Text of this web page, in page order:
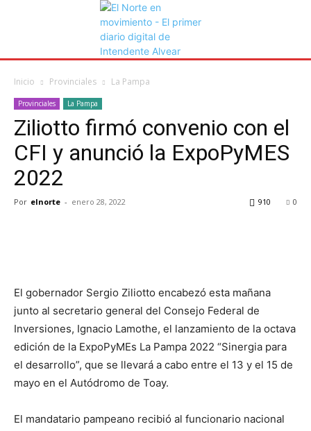
Inicio Provinciales La Pampa
Provinciales La Pampa
Ziliotto firmó convenio con el
CFI y anunció la ExpoPyMES
2022
Por elnorte - enero 28, 2022 0
910
El gobernador Sergio Ziliotto encabezó esta mañana
junto al secretario general del Consejo Federal de
Inversiones, Ignacio Lamothe, el lanzamiento de la octava
edición de la ExpoPyMEs La Pampa 2022 “Sinergia para
el desarrollo”, que se llevará a cabo entre el 13 y el 15 de
mayo en el Autódromo de Toay.
El mandatario pampeano recibió al funcionario nacional